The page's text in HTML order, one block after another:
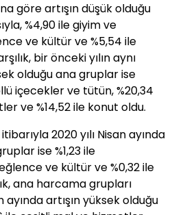
göre artışın düşük olduğu
%4,90 ile giyim ve
ve kültür ve %5,54 ile
bir önceki yılın aynı
olduğu ana gruplar ise
içecekler ve tütün, %20,34
ve %14,52 ile konut oldu.
2020 yılı Nisan ayında
ise %1,23 ile
ve kültür ve %0,32 ile
ana harcama grupları
ayında artışın yüksek olduğu